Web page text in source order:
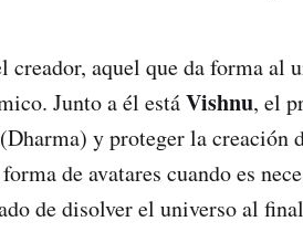
creador, aquel que da forma al
Junto a él estáVishnu, el
y proteger la creación
de avatares cuando es
de disolver el universo al